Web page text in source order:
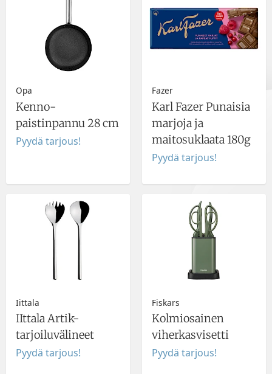
Opa
Kenno-
paistinpannu 28 cm
Pyydä tarjous!
Fazer
Karl Fazer Punaisia
marjoja ja
maitosuklaata 180g
Pyydä tarjous!
Iittala
IIttala Artik-
tarjoiluvälineet
Pyydä tarjous!
Fiskars
Kolmiosainen
viherkasvisetti
Pyydä tarjous!